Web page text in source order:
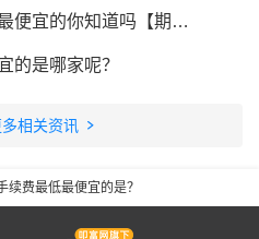
现在哪家期货公司手续费是最便宜的你知道吗【期货手续费这家最便宜】
的是哪家呢？
相关资讯
续费最低最便宜的是？